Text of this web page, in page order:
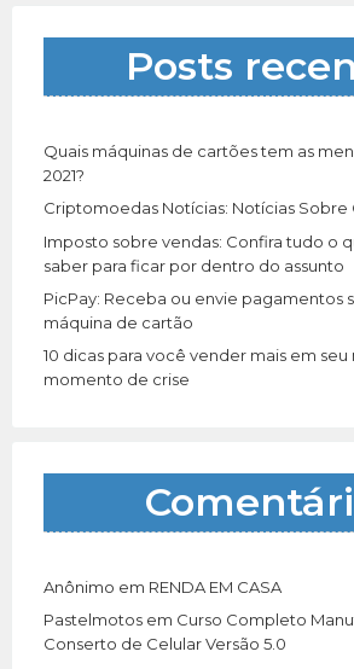
a
r
:
Posts
Quais máquinas de cartões tem as
2021?
Criptomoedas Notícias: Notícias
Imposto sobre vendas: Confira tudo o
saber para ficar por dentro do assunto
PicPay: Receba ou envie pagamentos
máquina de cartão
10 dicas para você vender mais em
momento de crise
Anônimo em RENDA EM CASA
Pastelmotos em Curso Completo
Conserto de Celular Versão 5.0